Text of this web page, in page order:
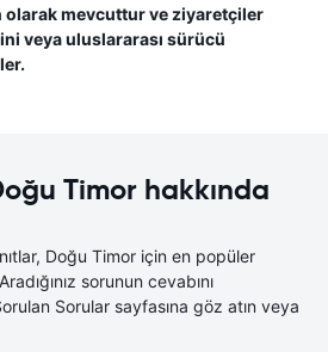
olarak mevcuttur ve ziyaretçiler
veya uluslararası sürücü
Timor hakkında
Doğu Timor için en popüler
sorunun cevabını
Sorular sayfasına göz atın veya